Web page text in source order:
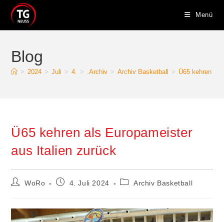
Inhalt
springen
Menü
Blog
> 2024 > Juli > 4. > .Archiv > Archiv Basketball > Ü65 kehren
Ü65 kehren als Europameister
aus Italien zurück
Beitrags-
WoRo
Beitrag4. Juli 2024
Beitrags-
Archiv Basketball